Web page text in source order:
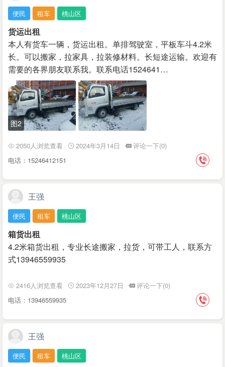
便民 租车 桃山区
货运出租
本人有货车一辆，货运出租。单排驾驶室，平板车斗4.2米
长。可以搬家，拉家具，拉装修材料。长短途运输。欢迎有
需要的各界朋友联系我。联系电话1524641…
图2
2050人浏览查看 2024年3月14日
评论一下(0)
电话：15246412151
王强
便民 租车 桃山区
箱货出租
4.2米箱货出租，专业长途搬家，拉货，可带工人，联系方
式13946559935
2416人浏览查看 2023年12月27日
评论一下(0)
电话：13946559935
王强
便民 租车 桃山区